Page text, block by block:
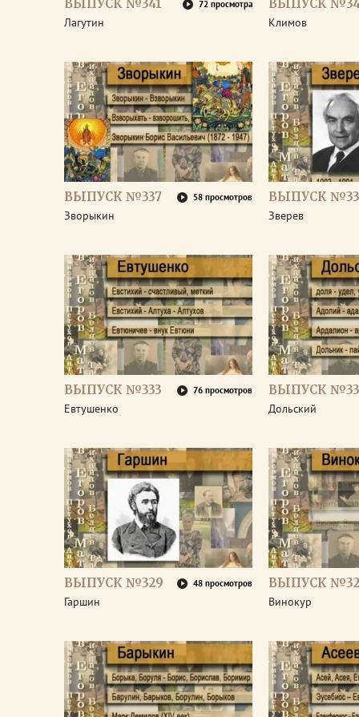
ВЫПУСК №341 72 просмотра
Лагутин
ВЫПУСК
Климов
ВЫПУСК №337 58 просмотров
Зворыкин
ВЫПУСК
Зверев
ВЫПУСК №333 76 просмотров
Евтушенко
ВЫПУСК
Дольский
ВЫПУСК №329 48 просмотров
Гаршин
ВЫПУСК
Винокур